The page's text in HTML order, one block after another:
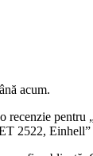
acum.
recenzie pentru
2522, Einhell”